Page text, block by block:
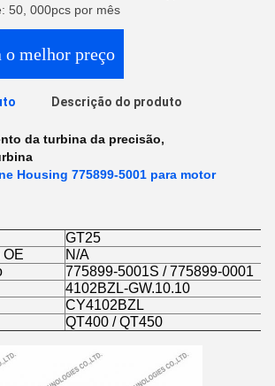
50, 000pcs por mês
o melhor preço
Descrição do produto
da turbina da precisão,
Housing 775899-5001 para motor
GT25
OE
N/A
775899-5001S / 775899-0001
4102BZL-GW.10.10
CY4102BZL
QT400 / QT450